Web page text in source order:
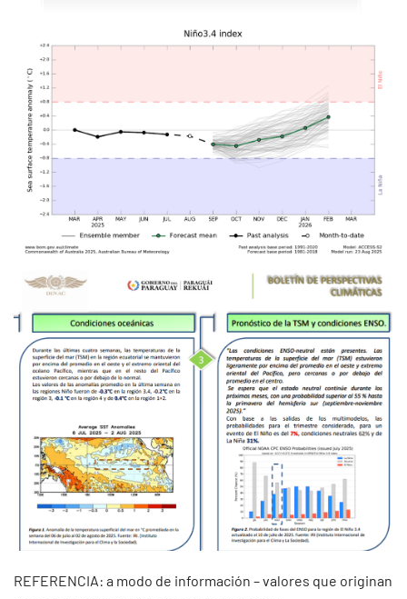
REFERENCIA: a modo de información – valores que originan